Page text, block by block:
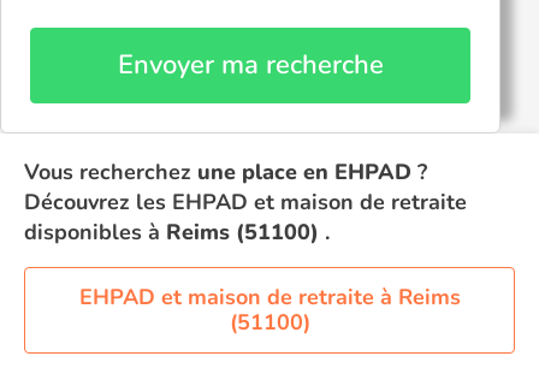
Envoyer ma recherche
Vous recherchez une place en EHPAD ?
Découvrez les EHPAD et maison de retraite
disponibles à Reims (51100) .
EHPAD et maison de retraite à Reims
(51100)